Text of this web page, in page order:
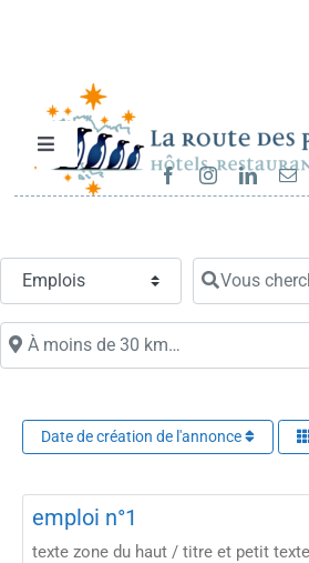
Toggle
Navigation
Hébergements et restaurants
Séjours & randonnées
Cartes cadeaux
Sur la route…
Carrières
search type Vous cherchez ?
moins de 30 km…
Date de création de l'annonce
emploi n°1
texte zone du haut / titre et petit